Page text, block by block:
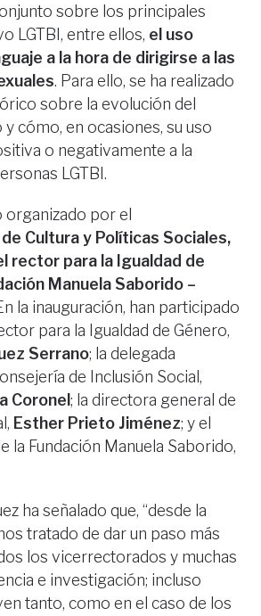
sobre los principales
LGTBI, entre ellos, el uso
a la hora de dirigirse a las
. Para ello, se ha realizado
sobre la evolución del
y cómo, en ocasiones, su uso
o negativamente a la
LGTBI.
organizado por el
Cultura y Políticas Sociales,
rector para la Igualdad de
Manuela Saborido –
la inauguración, han participado
para la Igualdad de Género,
Serrano; la delegada
de Inclusión Social,
Coronel; la directora general de
Esther Prieto Jiménez; y el
la Fundación Manuela Saborido,
ha señalado que, “desde la
tratado de dar un paso más
los vicerrectorados y muchas
e investigación; incluso
tanto, como en el caso de los